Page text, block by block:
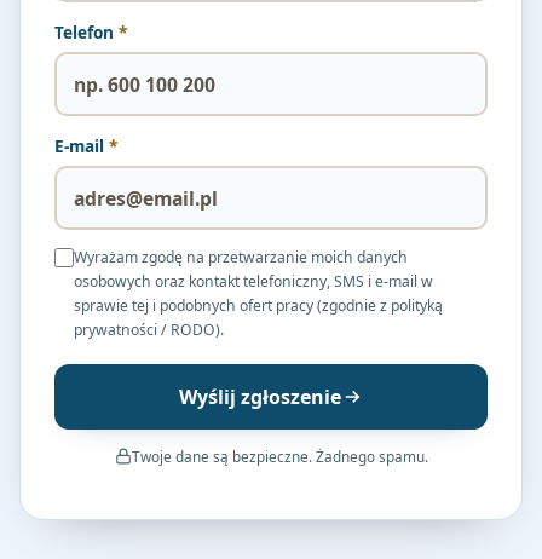
Telefon *
E-mail *
Wyrażam zgodę na przetwarzanie moich danych
osobowych oraz kontakt telefoniczny, SMS i e-mail w
sprawie tej i podobnych ofert pracy (zgodnie z polityką
prywatności / RODO).
Wyślij zgłoszenie
Twoje dane są bezpieczne. Żadnego spamu.